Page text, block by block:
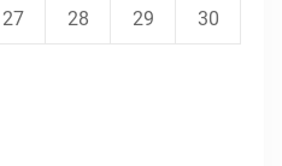
27 28 29
30